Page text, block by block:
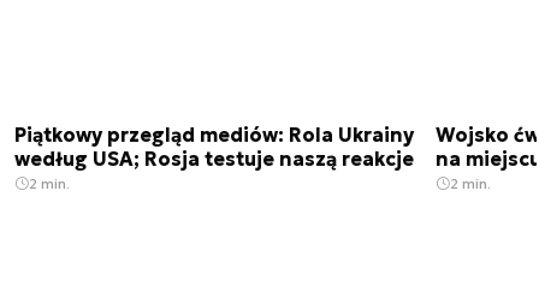
Piątkowy przegląd mediów: Rola Ukrainy
według USA; Rosja testuje naszą reakcje
2 min.
Wojsko
na
2 min.